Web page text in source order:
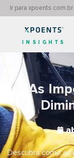
Ir para xpoents.com.br
INSIGHTS
As
Descubra como as